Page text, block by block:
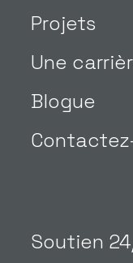
Projets
Une
Blogue
Soutien